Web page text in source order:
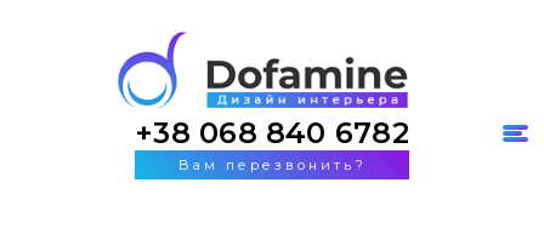
+38 068 840 6782
Вам перезвонить?